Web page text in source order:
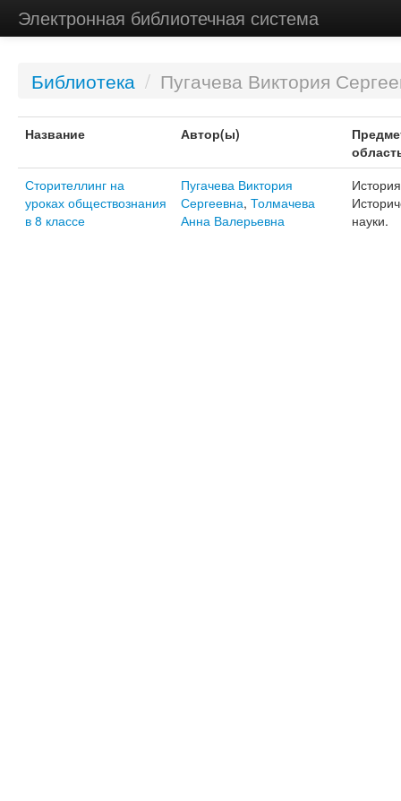
Электронная библиотечная система
Библиотека / Пугачева Виктория
Название Автор(ы)
Сторителлинг на
уроках обществознания
в 8 классе
Пугачева Виктория
Сергеевна, Толмачева
Анна Валерьевна
науки.